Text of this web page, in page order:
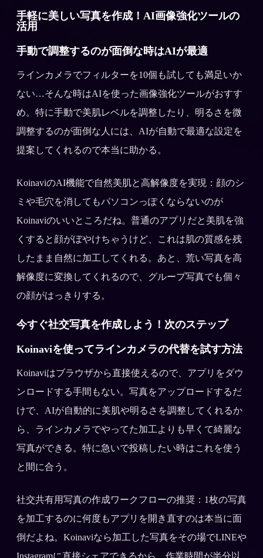
手軽に美しい写真を作成！AI画像強化ツールの
活用
手動で調整するのが面倒な時はAIが最適
ラインカメラでフィルターを10個も試しても満足いか
ない…そんな時はAIを使った画像強化ツールがおすす
め。特に手動で美肌レベルを調整したり、明るさを微
調整するのが面倒な人には、AIが自動で最適な設定を
提案してくれるので本当に助かる。
KoinaviのAI機能で自然美肌と高解像度を実現：顔のシ
ミや毛穴を消してもパソコンっぽくならないのが
Koinaviのいいところだね。普通のアプリだと美肌を強
くすると顔がぼやけちゃうけど、これは肌の質感を残
したまま自然に加工してくれる。あと、荒い写真を高
解像度に変換してくれるので、グループ写真でも個々
の顔がはっきりする。
今すぐ社交写真を作成しよう！次のステップ
Koinaviを使ってラインカメラの代替を試す方法
Koinaviはブラウザから直接使えるので、アプリをダウ
ンロードする手間もない。写真をアップロードするだ
けで、AIが自動的に美肌や明るさを調整してくれるか
ら、ラインカメラでやってた加工よりも早くて綺麗な
写真ができる。特に急いで投稿したい時はこれを使う
と間に合う。
社交共有用写真の作成ワークフローの推奨：1枚の写真
を加工するのに何度もアプリを開き直すのは本当に面
倒だよね。Koinaviなら加工した写真をその場でLINEや